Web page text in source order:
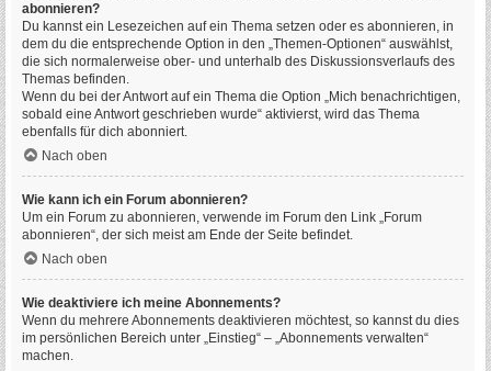
abonnieren?
Du kannst ein Lesezeichen auf ein Thema setzen oder es abonnieren, in
dem du die entsprechende Option in den „Themen-Optionen“ auswählst,
die sich normalerweise ober- und unterhalb des Diskussionsverlaufs des
Themas befinden.
Wenn du bei der Antwort auf ein Thema die Option „Mich benachrichtigen,
sobald eine Antwort geschrieben wurde“ aktivierst, wird das Thema
ebenfalls für dich abonniert.
Nach oben
Wie kann ich ein Forum abonnieren?
Um ein Forum zu abonnieren, verwende im Forum den Link „Forum
abonnieren“, der sich meist am Ende der Seite befindet.
Nach oben
Wie deaktiviere ich meine Abonnements?
Wenn du mehrere Abonnements deaktivieren möchtest, so kannst du dies
im persönlichen Bereich unter „Einstieg“ – „Abonnements verwalten“
machen.